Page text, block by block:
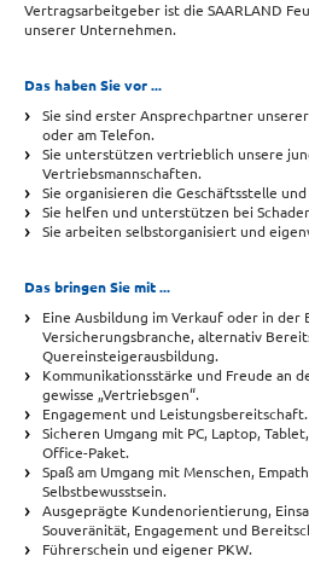
Vertragsarbeitgeber ist die SAARLAND
unserer Unternehmen.
Das haben Sie vor ...
Sie sind erster Ansprechpartner
oder am Telefon.
Sie unterstützen vertrieblich unsere
Vertriebsmannschaften.
Sie organisieren die Geschäftsstelle
Sie helfen und unterstützen bei
Sie arbeiten selbstorganisiert und
Das bringen Sie mit ...
Eine Ausbildung im Verkauf oder in der
Versicherungsbranche, alternativ
Quereinsteigerausbildung.
Kommunikationsstärke und Freude an
gewisse „Vertriebsgen“.
Engagement und Leistungsbereitschaft.
Sicheren Umgang mit PC, Laptop,
Office-Paket.
Spaß am Umgang mit Menschen,
Selbstbewusstsein.
Ausgeprägte Kundenorientierung,
Souveränität, Engagement und
Führerschein und eigener PKW.